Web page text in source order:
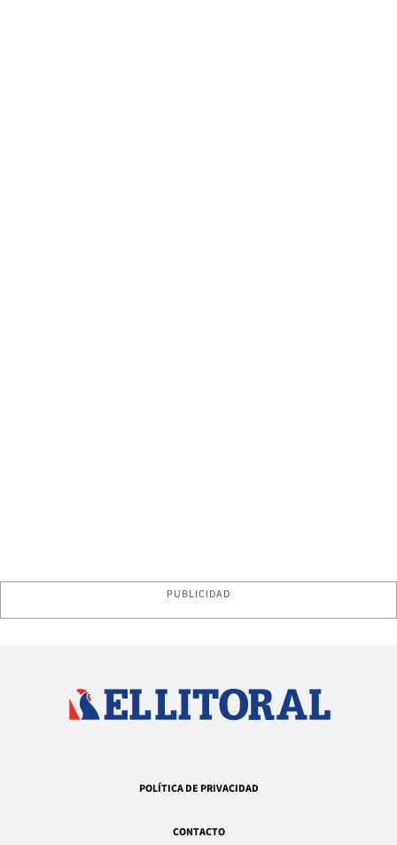
PUBLICIDAD
POLÍTICA DE PRIVACIDAD
CONTACTO